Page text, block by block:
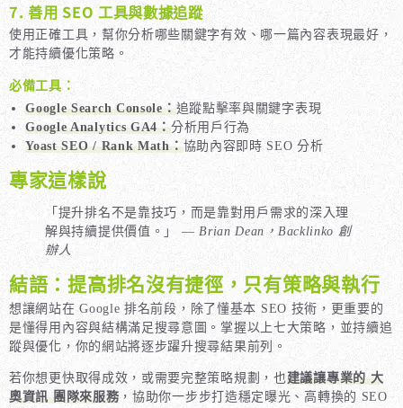
7. 善用 SEO 工具與數據追蹤
使用正確工具，幫你分析哪些關鍵字有效、哪一篇內容表現最好，
才能持續優化策略。
必備工具：
Google Search Console：追蹤點擊率與關鍵字表現
Google Analytics GA4：分析用戶行為
Yoast SEO / Rank Math：協助內容即時 SEO 分析
專家這樣說
「提升排名不是靠技巧，而是靠對用戶需求的深入理
解與持續提供價值。」 —Brian Dean，Backlinko 創
辦人
結語：提高排名沒有捷徑，只有策略與執行
想讓網站在 Google 排名前段，除了懂基本 SEO 技術，更重要的
是懂得用內容與結構滿足搜尋意圖。掌握以上七大策略，並持續追
蹤與優化，你的網站將逐步躍升搜尋結果前列。
若你想更快取得成效，或需要完整策略規劃，也建議讓專業的 大
奧資訊 團隊來服務 ，協助你一步步打造穩定曝光、高轉換的 SEO